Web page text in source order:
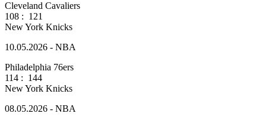
Cleveland Cavaliers
108 : 121
New York Knicks
10.05.2026 - NBA
Philadelphia 76ers
114 : 144
New York Knicks
08.05.2026 - NBA